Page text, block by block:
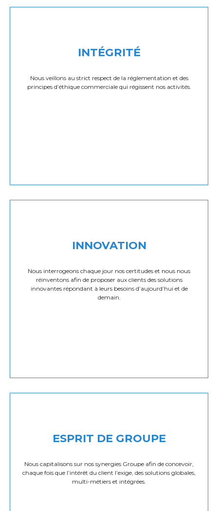
INTÉGRITÉ
Nous veillons au strict respect de la réglementation et des
principes d’éthique commerciale qui régissent nos activités.
INNOVATION
Nous interrogeons chaque jour nos certitudes et nous nous
réinventons afin de proposer aux clients des solutions
innovantes répondant à leurs besoins d’aujourd’hui et de
demain.
ESPRIT DE GROUPE
Nous capitalisons sur nos synergies Groupe afin de concevoir,
chaque fois que l’intérêt du client l’exige, des solutions globales,
multi-métiers et intégrées.